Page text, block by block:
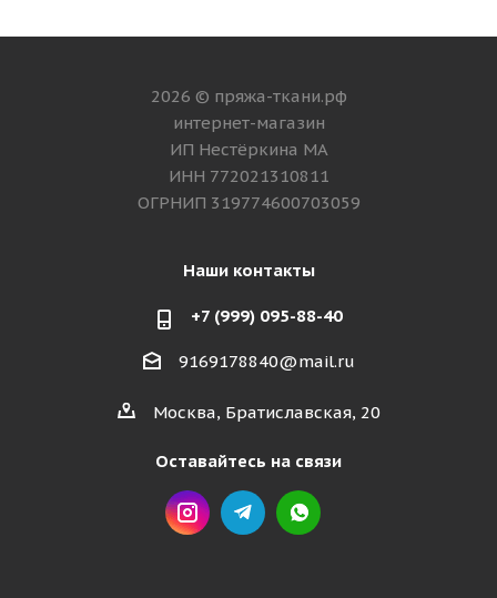
2026 © пряжа-ткани.рф
интернет-магазин
ИП Нестёркина МА
ИНН 772021310811
ОГРНИП 319774600703059
Наши контакты
+7 (999) 095-88-40
9169178840@mail.ru
Москва, Братиславская, 20
Оставайтесь на связи